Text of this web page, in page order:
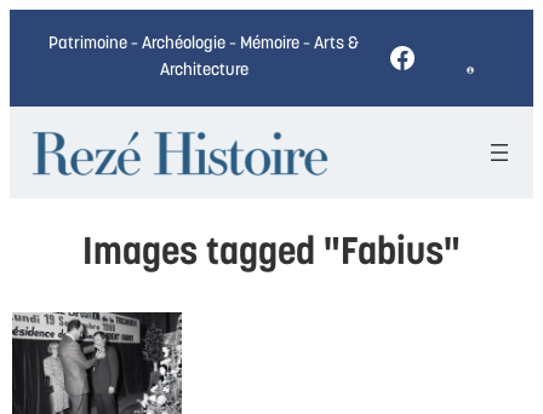
Patrimoine – Archéologie – Mémoire – Arts &
Architecture
Facebook
Images tagged "Fabius"